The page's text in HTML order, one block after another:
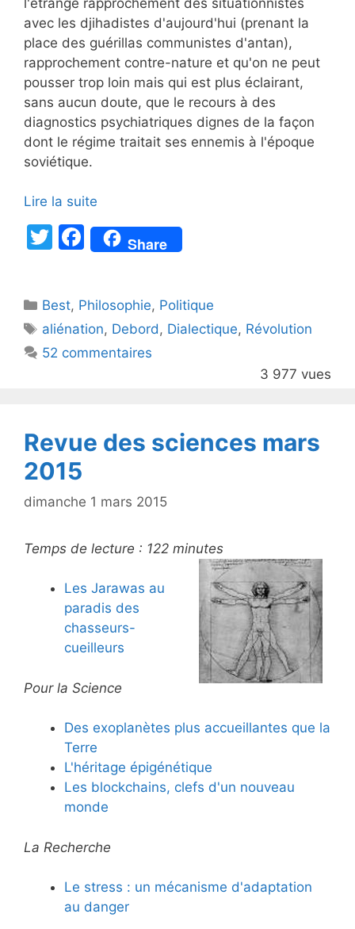
avec les djihadistes d'aujourd'hui (prenant la
place des guérillas communistes d'antan),
rapprochement contre-nature et qu'on ne peut
pousser trop loin mais qui est plus éclairant,
sans aucun doute, que le recours à des
diagnostics psychiatriques dignes de la façon
dont le régime traitait ses ennemis à l'époque
soviétique.
Lire la suite
T
er
F
a
e
b
o
Share
Catégories
Best, Philosophie, Politique
Étiquettes
aliénation, Debord, Dialectique, Révolution
52 commentaires
3 977 vues
Revue des sciences mars
2015
dimanche 1 mars 2015
Temps de lecture : 122 minutes
Les Jarawas au
paradis des
chasseurs-
cueilleurs
Pour la Science
Des exoplanètes plus accueillantes que la
Terre
L'héritage épigénétique
Les blockchains, clefs d'un nouveau
monde
La Recherche
Le stress : un mécanisme d'adaptation
au danger